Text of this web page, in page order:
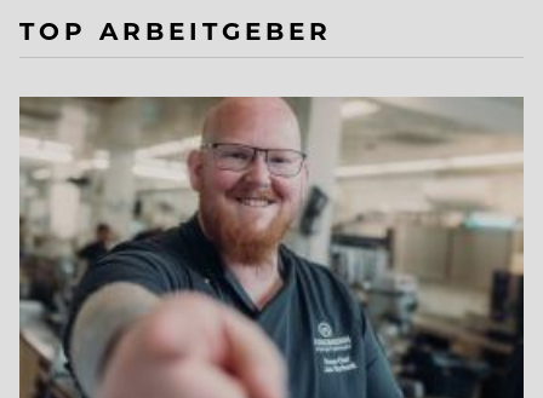
TOP ARBEITGEBER